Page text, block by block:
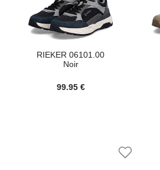
RIEKER 06101.00
Noir
99.95 €